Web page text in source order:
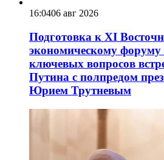
16:0406 авг 2026
Подготовка к XI
экономическому форуму
ключевых вопросов
Путина с полпредом
Юрием Трутневым